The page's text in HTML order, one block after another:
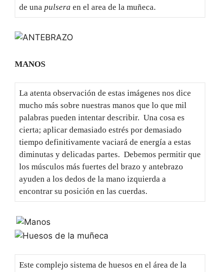
de una pulsera en el area de la muñeca.
MANOS
La atenta observación de estas imágenes nos dice
mucho más sobre nuestras manos que lo que mil
palabras pueden intentar describir. Una cosa es
cierta; aplicar demasiado estrés por demasiado
tiempo definitivamente vaciará de energía a estas
diminutas y delicadas partes. Debemos permitir que
los músculos más fuertes del brazo y antebrazo
ayuden a los dedos de la mano izquierda a
encontrar su posición en las cuerdas.
Este complejo sistema de huesos en el área de la